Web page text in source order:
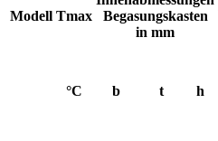
Modell Tmax
Begasungskasten
in mm
°C b t h